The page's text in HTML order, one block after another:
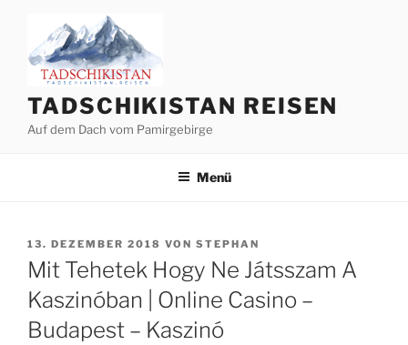
springen
TADSCHIKISTAN REISEN
Auf dem Dach vom Pamirgebirge
Menü
VERÖFFENTLICHT
AM
13. DEZEMBER 2018 VON STEPHAN
Mit Tehetek Hogy Ne Játsszam A
Kaszinóban | Online Casino –
Budapest – Kaszinó